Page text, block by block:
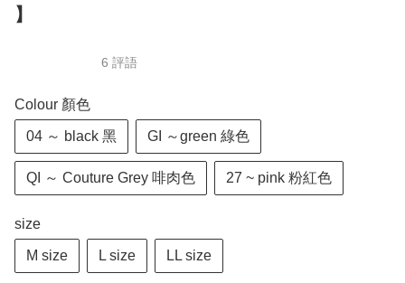
】
6 評語
Colour 顏色
04 ～ black 黑 GI ～green 綠色
QI ～ Couture Grey 啡肉色 27 ~ pink 粉紅色
size
M size L size LL size